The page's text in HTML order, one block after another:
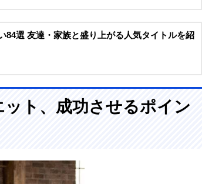
84選 友達・家族と盛り上がる人気タイトルを紹
ト、成功させるポイン